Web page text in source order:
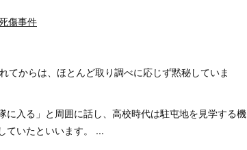
傷事件
てからは、ほとんど取り調べに応じず黙秘していま
に入る」と周囲に話し、高校時代は駐屯地を見学する機
ていたといいます。 ...